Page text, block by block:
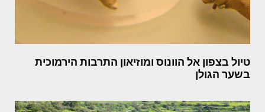
טיול בצפון אל הוונוס ומוזיאון התרבות הירמוכית
בשער הגולן